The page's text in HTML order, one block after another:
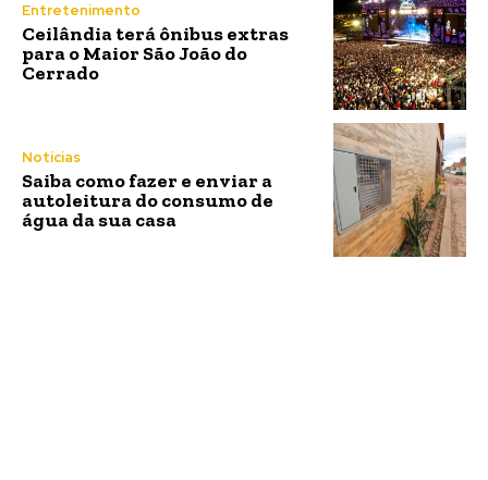
Entretenimento
Ceilândia terá ônibus extras
para o Maior São João do
Cerrado
Notícias
Saiba como fazer e enviar a
autoleitura do consumo de
água da sua casa